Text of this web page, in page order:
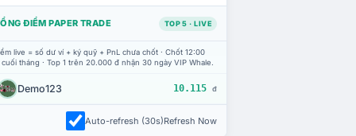
ĐIỂM PAPER TRADE TOP 5 · LIVE
live = số dư ví + ký quỹ + PnL chưa chốt · Chốt 12:00
tháng · Top 1 trên 20.000 đ nhận 30 ngày VIP Whale.
Demo123 10.115 đ
Auto-refresh (30s)Refresh Now